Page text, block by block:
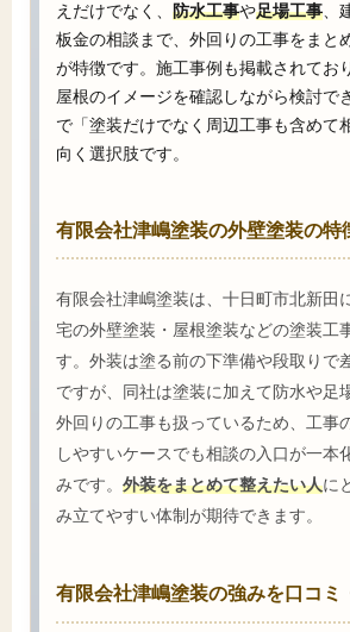
えだけでなく、 防水工事や足場工事
板金の相談まで、外回りの工事をまと
が特徴です。施工事例も掲載されてお
屋根のイメージを確認しながら検討で
で「塗装だけでなく周辺工事も含めて
向く選択肢です。
有限会社津嶋塗装の外壁塗装の特
有限会社津嶋塗装は、十日町市北新田
宅の外壁塗装・屋根塗装などの塗装工
す。外装は塗る前の下準備や段取りで
ですが、同社は塗装に加えて防水や足
外回りの工事も扱っているため、工事
しやすいケースでも相談の入口が一本
みです。 外装をまとめて整えたい人に
み立てやすい体制が期待できます。
有限会社津嶋塗装の強みを口コミ